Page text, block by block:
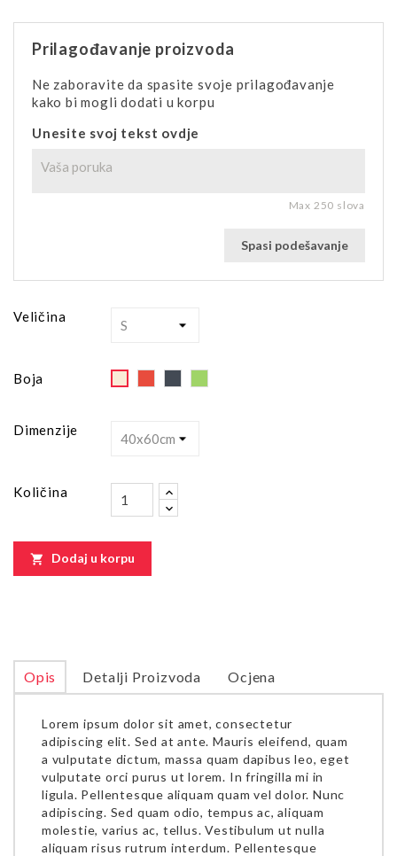
Prilagođavanje proizvoda
Ne zaboravite da spasite svoje prilagođavanje
kako bi mogli dodati u korpu
Unesite svoj tekst ovdje
Max 250 slova
Spasi podešavanje
Veličina
Boja Off
White
RedBlackGreen
Dimenzije
Količina
 Dodaj u korpu
Opis Detalji Proizvoda Ocjena
Lorem ipsum dolor sit amet, consectetur
adipiscing elit. Sed at ante. Mauris eleifend, quam
a vulputate dictum, massa quam dapibus leo, eget
vulputate orci purus ut lorem. In fringilla mi in
ligula. Pellentesque aliquam quam vel dolor. Nunc
adipiscing. Sed quam odio, tempus ac, aliquam
molestie, varius ac, tellus. Vestibulum ut nulla
aliquam risus rutrum interdum. Pellentesque